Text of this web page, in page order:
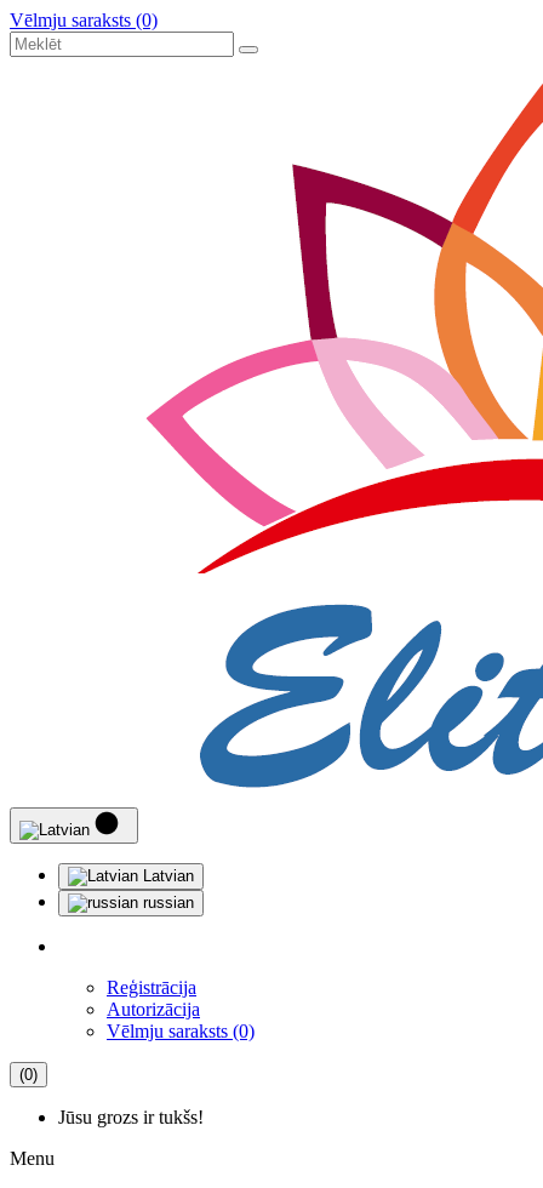
Vēlmju saraksts (0)
Latvian
russian
Reģistrācija
Autorizācija
Vēlmju saraksts (0)
(0)
Jūsu grozs ir tukšs!
Menu